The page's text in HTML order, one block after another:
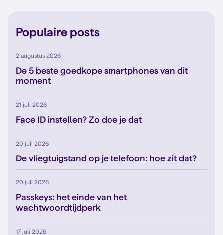
Populaire posts
2 augustus 2026
De 5 beste goedkope smartphones van dit
moment
21 juli 2026
Face ID instellen? Zo doe je dat
20 juli 2026
De vliegtuigstand op je telefoon: hoe zit dat?
20 juli 2026
Passkeys: het einde van het
wachtwoordtijdperk
17 juli 2026